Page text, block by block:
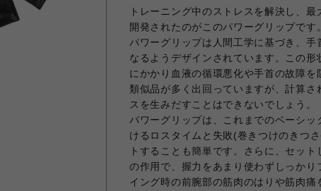
トレーニング中のストレスを解決し、
開発されたのがこのパワーグリップです。
パワーグリップは人間工学に基づき、
なるようデザインされています。この
にかかり血液の循環悪化や手首の故障を
類似品が多く出回っていますが、計算
スを生みだすことはできないでしょう。
パワーグリップは、これまでのベーシ
けるロスタイムと失敗(巻きつけのきつ
トすることも簡単です。さらに、セッ
の作用で、握力をあまり使わずしっか
イング時の前腕部の筋肉のはりや筋肉